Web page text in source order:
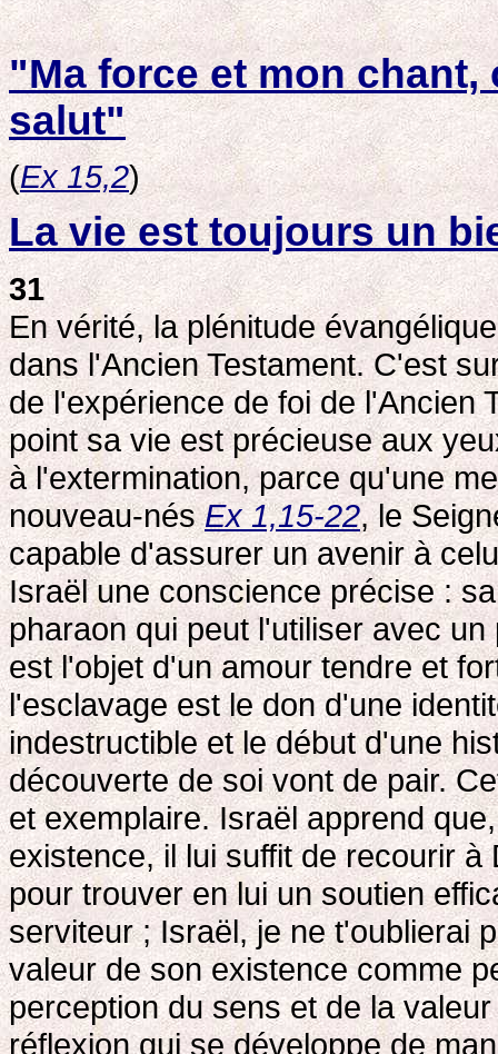
"Ma force et mon
salut"
(Ex 15,2)
La vie est toujours un
31
En vérité, la plénitude
dans l'Ancien Testament. C'est
de l'expérience de foi de l'Ancien
point sa vie est précieuse aux
à l'extermination, parce qu'une
nouveau-nésEx 1,15-22, le
capable d'assurer un avenir à
Israël une conscience précise :
pharaon qui peut l'utiliser avec
est l'objet d'un amour tendre et
l'esclavage est le don d'une
indestructible et le début d'une
découverte de soi vont de pair.
et exemplaire. Israël apprend
existence, il lui suffit de recourir
pour trouver en lui un soutien
serviteur ; Israël, je ne t'oublierai
valeur de son existence comme
perception du sens et de la
réflexion qui se développe de